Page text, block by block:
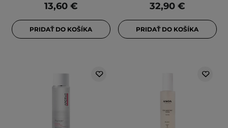
13,60 €
PRIDAŤ DO KOŠÍKA
32,90 €
PRIDAŤ DO KOŠÍKA